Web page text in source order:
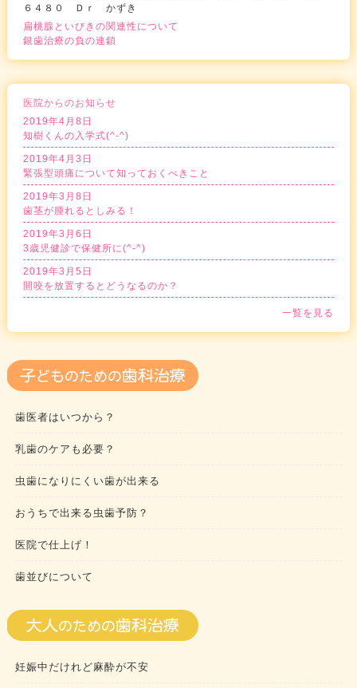
６４８０ Ｄｒ かずき
扁桃腺といびきの関連性について
銀歯治療の負の連鎖
医院からのお知らせ
2019年4月8日
知樹くんの入学式(^-^)
2019年4月3日
緊張型頭痛について知っておくべきこと
2019年3月8日
歯茎が腫れるとしみる！
2019年3月6日
3歳児健診で保健所に(^-^)
2019年3月5日
開咬を放置するとどうなるのか？
一覧を見る
歯医者はいつから？
乳歯のケアも必要？
虫歯になりにくい歯が出来る
おうちで出来る虫歯予防？
医院で仕上げ！
歯並びについて
妊娠中だけれど麻酔が不安